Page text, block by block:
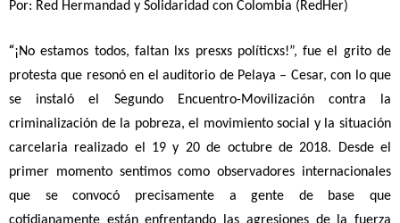
Por: Red Hermandad y Solidaridad con Colombia (RedHer)
“¡No estamos todos, faltan lxs presxs políticxs!”, fue el grito de
protesta que resonó en el auditorio de Pelaya – Cesar, con lo que
se instaló el Segundo Encuentro-Movilización contra la
criminalización de la pobreza, el movimiento social y la situación
carcelaria realizado el 19 y 20 de octubre de 2018. Desde el
primer momento sentimos como observadores internacionales
que se convocó precisamente a gente de base que